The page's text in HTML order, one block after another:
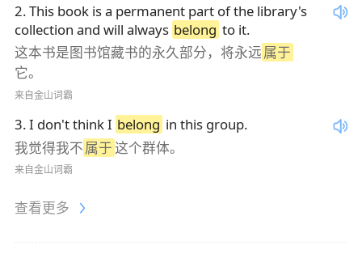
2.This book is a permanent part of the library's
collection and will always belong to it.
这本书是图书馆藏书的永久部分，将永远属于
它。
来自金山词霸
3.I don't think I belong in this group.
我觉得我不属于这个群体。
来自金山词霸
查看更多